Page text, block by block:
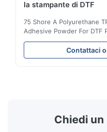
la stampante di DTF
75 Shore A Polyurethane
Adhesive Powder For DTF
Powder Technical
Parameters ( reference
110-130℃ Press 0.5-1.5
Contattaci
Chiedi